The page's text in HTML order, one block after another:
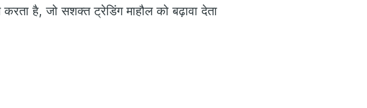
है, जो सशक्त ट्रेडिंग माहौल को बढ़ावा देता